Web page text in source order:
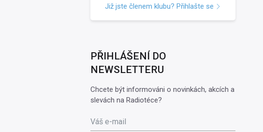
Již jste členem klubu? Přihlašte se
PŘIHLÁŠENÍ DO
NEWSLETTERU
Chcete být informováni o novinkách, akcích a
slevách na Radiotéce?
Váš e-mail